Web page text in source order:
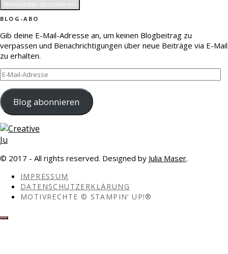
BLOG-ABO
Gib deine E-Mail-Adresse an, um keinen Blogbeitrag zu
verpassen und Benachrichtigungen über neue Beiträge via E-Mail
zu erhalten.
E-
Mail-
Adresse
Blog abonnieren
© 2017 - All rights reserved. Designed by Julia Maser.
IMPRESSUM
DATENSCHUTZERKLÄRUNG
MOTIVRECHTE © STAMPIN’ UP!®